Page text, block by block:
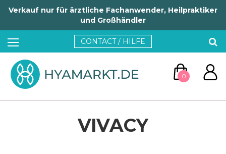
Verkauf nur für ärztliche Fachanwender, Heilpraktiker
und Großhändler
CONTACT / HILFE
0
VIVACY